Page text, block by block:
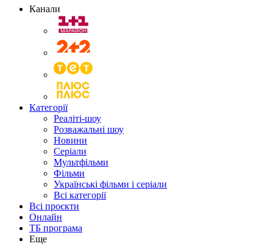
Канали
Категорії
Реаліті-шоу
Розважальні шоу
Новини
Серіали
Мультфільми
Фільми
Українські фільми і серіали
Всі категорії
Всі проєкти
Онлайн
ТБ програма
Еще